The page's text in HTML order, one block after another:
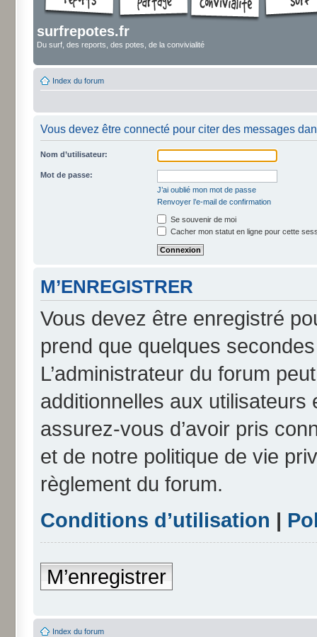
surfrepotes.fr
Du surf, des reports, des potes, de la convivialité
Index du forum
Vous devez être connecté pour citer des messages
Nom d’utilisateur:
Mot de passe:
J’ai oublié mon mot de passe
Renvoyer l’e-mail de confirmation
Se souvenir de moi
Cacher mon statut en ligne pour cette
M’ENREGISTRER
Vous devez être enregistré
prend que quelques
L’administrateur du forum
additionnelles aux
assurez-vous d’avoir pris
et de notre politique de vie
règlement du forum.
Conditions d’utilisation |
M’enregistrer
Index du forum